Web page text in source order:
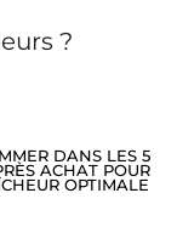
?
DANS LES 5
ACHAT POUR
OPTIMALE